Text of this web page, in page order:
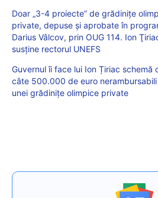
Doar „3-4 proiecte” de grădiniţe
private, depuse şi aprobate în
Darius Vâlcov, prin OUG 114. Ion
susţine rectorul UNEFS
Guvernul îi face lui Ion Țiriac schemă
câte 500.000 de euro
unei grădinițe olimpice private